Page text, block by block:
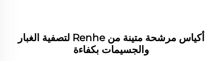
أكياس مرشحة متينة من Renhe لتصفية الغبار
والجسيمات بكفاءة